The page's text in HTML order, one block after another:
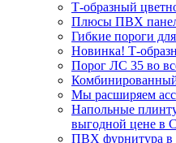
Т-образный
Плюсы ПВХ
Гибкие пороги
Новинка! Т-
Порог ЛС 35 во
Мы расширяем
Напольные
выгодной цене в
ПВХ фурнитура в